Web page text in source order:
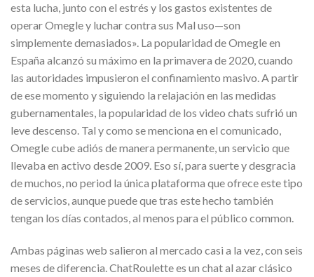
esta lucha, junto con el estrés y los gastos existentes de
operar Omegle y luchar contra sus Mal uso—son
simplemente demasiados». La popularidad de Omegle en
España alcanzó su máximo en la primavera de 2020, cuando
las autoridades impusieron el confinamiento masivo. A partir
de ese momento y siguiendo la relajación en las medidas
gubernamentales, la popularidad de los video chats sufrió un
leve descenso. Tal y como se menciona en el comunicado,
Omegle cube adiós de manera permanente, un servicio que
llevaba en activo desde 2009. Eso sí, para suerte y desgracia
de muchos, no period la única plataforma que ofrece este tipo
de servicios, aunque puede que tras este hecho también
tengan los días contados, al menos para el público common.
Ambas páginas web salieron al mercado casi a la vez, con seis
meses de diferencia. ChatRoulette es un chat al azar clásico